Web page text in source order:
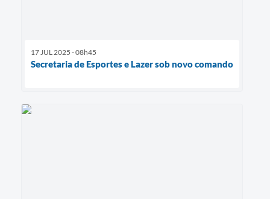
17 JUL 2025 - 08h45
Secretaria de Esportes e Lazer sob novo comando